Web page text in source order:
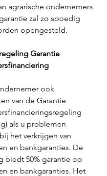
agrarische ondernemers.
zal zo spoedig
opengesteld.
Garantie
ook
van de Garantie
als u problemen
het verkrijgen van
en bankgaranties. De
biedt 50% garantie op
en bankgaranties. Het